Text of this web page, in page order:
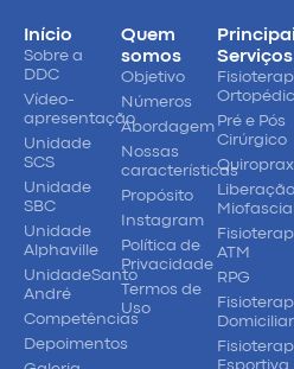
Início
Sobre a
DDC
Vídeo-
apresentação
Unidade
SCS
Unidade
SBC
Unidade
Alphaville
UnidadeSanto
André
Competências
Depoimentos
Quem
somos
Objetivo
Números
Abordagem
Nossas
características
Propósito
Instagram
Política de
Privacidade
Termos de
Uso
Serviços
Pré e Pós
Cirúrgico
Liberação
Miofascial
ATM
RPG
Domiciliar
Esportiva